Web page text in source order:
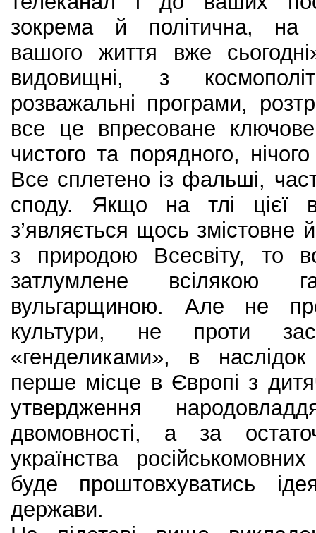
зокрема й політична, на
вашого життя вже
видовищні, з
розважальні програми,
все це впресоване
чистого та порядного,
Все сплетено із фальші,
споду. Якщо на тлі цієї
з’являється щось змістовне
з природою Всесвіту, то
затлумлене всілякою
вульгарщиною. Але не
культури, не проти
«генделиками», в
перше місце в Європі з
утвердження
двомовності, а за
українства
буде проштовхуватись
держави.